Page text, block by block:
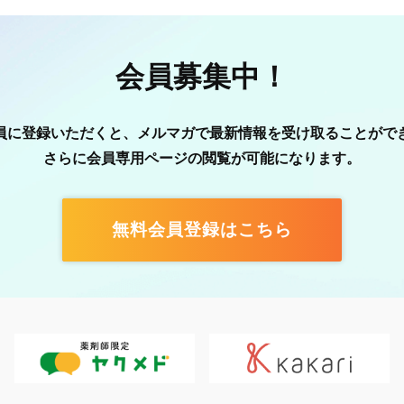
会員募集中！
に登録いただくと、メルマガで最新情報を受け取ることがで
さらに会員専用ページの閲覧が可能になります。
無料会員登録はこちら